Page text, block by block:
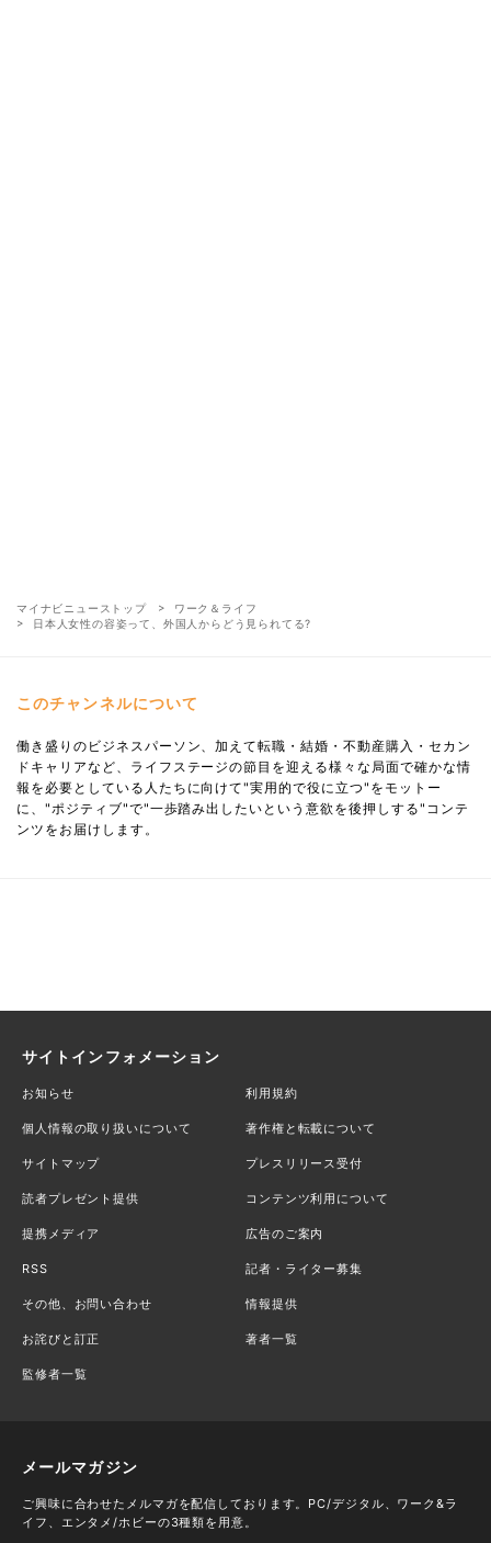
マイナビニューストップ
ワーク＆ライフ
日本人女性の容姿って、外国人からどう見られてる?
このチャンネルについて
働き盛りのビジネスパーソン、加えて転職・結婚・不動産購入・セカン
ドキャリアなど、ライフステージの節目を迎える様々な局面で確かな情
報を必要としている人たちに向けて"実用的で役に立つ"をモットー
に、"ポジティブ"で"一歩踏み出したいという意欲を後押しする"コンテ
ンツをお届けします。
サイトインフォメーション
お知らせ 利用規約
個人情報の取り扱いについて 著作権と転載について
サイトマップ プレスリリース受付
読者プレゼント提供 コンテンツ利用について
提携メディア 広告のご案内
RSS 記者・ライター募集
その他、お問い合わせ 情報提供
お詫びと訂正 著者一覧
監修者一覧
メールマガジン
ご興味に合わせたメルマガを配信しております。PC/デジタル、ワーク&ラ
イフ、エンタメ/ホビーの3種類を用意。